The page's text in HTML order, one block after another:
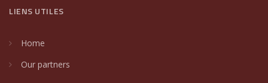
LIENS UTILES
Home
Our partners